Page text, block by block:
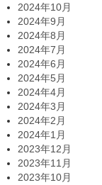
2024年10月
2024年9月
2024年8月
2024年7月
2024年6月
2024年5月
2024年4月
2024年3月
2024年2月
2024年1月
2023年12月
2023年11月
2023年10月